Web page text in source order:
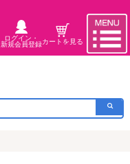
ログイン・
新規会員登録カートを見る